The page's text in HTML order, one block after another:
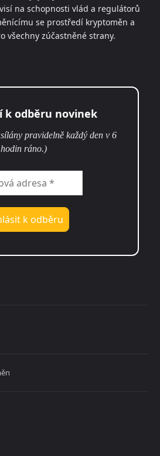
na schopnosti vlád a regulátorů
se prostředí kryptoměn a
všechny zúčastněné strany.
k odběru novinek
pravidelně každý den v 6
hodin ráno.)